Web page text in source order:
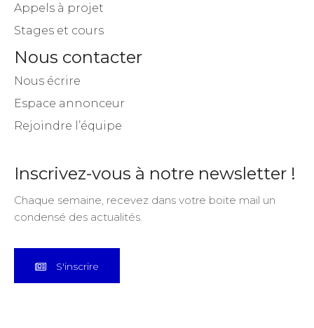
Appels à projet
Stages et cours
Nous contacter
Nous écrire
Espace annonceur
Rejoindre l’équipe
Inscrivez-vous à notre newsletter !
Chaque semaine, recevez dans votre boite mail un
condensé des actualités.
S'inscrire